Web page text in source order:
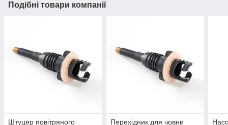
Подібні товари компанії
Штуцер повітряного
Перехідник для човни